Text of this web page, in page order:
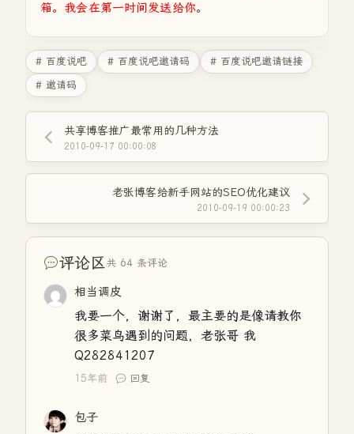
箱。我会在第一时间发送给你。
# 百度说吧 # 百度说吧邀请码
# 百度说吧邀请链接
# 邀请码
共享博客推广最常用的几种方法
2010-09-17 00:00:08
老张博客给新手网站的SEO优化建议
2010-09-19 00:00:23
评论区共 64 条评论
相当调皮
我要一个，谢谢了，最主要的是像请教你
很多菜鸟遇到的问题，老张哥 我
Q282841207
15年前 回复
包子